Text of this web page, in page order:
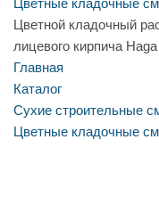
Цветные кладочные
Цветной кладочный
лицевого кирпича
Главная
Каталог
Сухие строительные
Цветные кладочные